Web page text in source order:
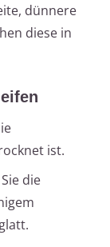
dünnere
diese in
ist.
die